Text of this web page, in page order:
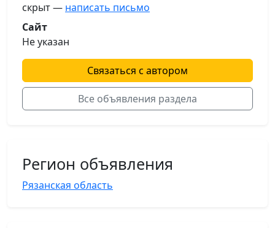
скрыт — написать письмо
Сайт
Не указан
Связаться с автором
Все объявления раздела
Регион объявления
Рязанская область